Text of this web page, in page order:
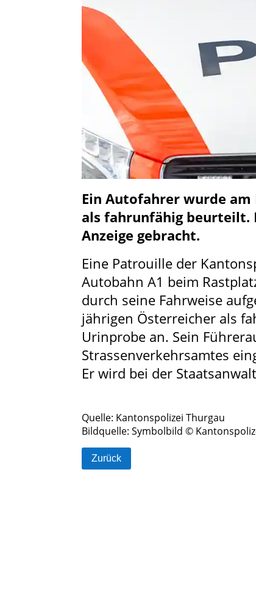
Ein Autofahrer wurde
als fahrunfähig beurteilt.
Anzeige gebracht.
Eine Patrouille der
Autobahn A1 beim
durch seine Fahrweise
jährigen Österreicher als
Urinprobe an. Sein
Strassenverkehrsamtes
Er wird bei der
Quelle: KantonspolizeiThurgau
Bildquelle: Symbolbild ©
Zurück